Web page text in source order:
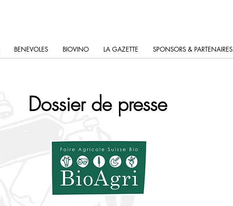
BENEVOLES BIOVINO LA GAZETTE SPONSORS & PARTENAIRES
Dossier de presse